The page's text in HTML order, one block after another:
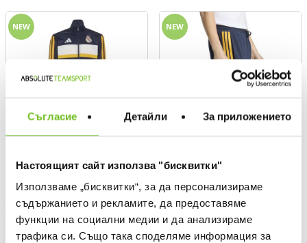
Съгласие Детайли За приложението
Настоящият сайт използва "бисквитки"
Използваме „бисквитки“, за да персонализираме
съдържанието и рекламите, да предоставяме
функции на социални медии и да анализираме
трафика си. Също така споделяме информация за
NEW
ADIDAS
Текуща цена:
54,99 € 107,55 BGN
NEW
ADIDAS
Текуща цена:127,11 BGN